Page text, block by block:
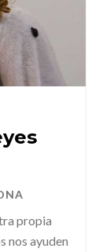
propia
nos ayuden